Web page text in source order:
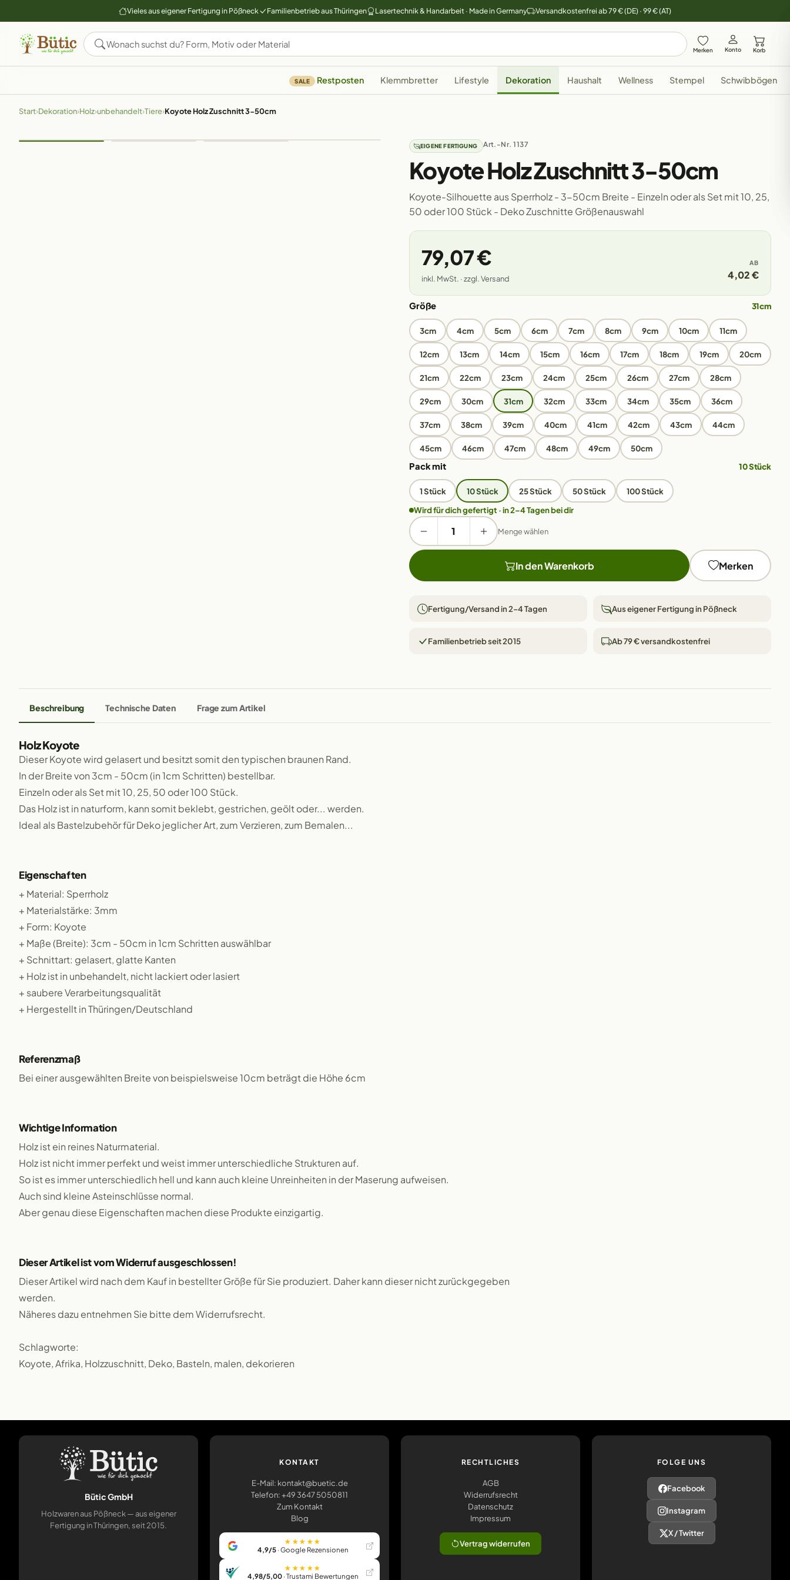
Vieles aus eigener Fertigung in Pößneck Familienbetrieb aus Thüringen Lasertechnik & Handarbeit · Made in Germany Versandkostenfrei ab 79 € (DE) · 99 € (AT)
Merken Konto Korb
SALE Restposten Klemmbretter Lifestyle Dekoration Haushalt Wellness Stempel Schwibbögen
Start›Dekoration›Holz›unbehandelt›Tiere›Koyote Holz Zuschnitt 3-50cm
EIGENE FERTIGUNG Art.-Nr. 1137
Koyote Holz Zuschnitt 3-50cm
Koyote-Silhouette aus Sperrholz - 3-50cm Breite - Einzeln oder als Set mit 10, 25,
50 oder 100 Stück - Deko Zuschnitte Größenauswahl
79,07 €
inkl. MwSt. · zzgl. Versand
AB
4,02 €
Größe 31cm
3cm 4cm 5cm 6cm 7cm 8cm 9cm 10cm 11cm
12cm 13cm 14cm 15cm 16cm 17cm 18cm 19cm 20cm
21cm 22cm 23cm 24cm 25cm 26cm 27cm 28cm
29cm 30cm 31cm 32cm 33cm 34cm 35cm 36cm
37cm 38cm 39cm 40cm 41cm 42cm 43cm 44cm
45cm 46cm 47cm 48cm 49cm 50cm
Pack mit 10 Stück
1 Stück 10 Stück 25 Stück 50 Stück
100 Stück
Wird für dich gefertigt · in 2–4 Tagen bei dir
Menge wählen
In den Warenkorb Merken
Fertigung/Versand in 2–4 Tagen Aus eigener Fertigung in Pößneck
Familienbetrieb seit 2015 Ab 79 € versandkostenfrei
Beschreibung Technische Daten Frage zum Artikel
Holz Koyote
Dieser Koyote wird gelasert und besitzt somit den typischen braunen Rand.
In der Breite von 3cm - 50cm (in 1cm Schritten) bestellbar.
Einzeln oder als Set mit 10, 25, 50 oder 100 Stück.
Das Holz ist in naturform, kann somit beklebt, gestrichen, geölt oder... werden.
Ideal als Bastelzubehör für Deko jeglicher Art, zum Verzieren, zum Bemalen...
Eigenschaften
+ Material: Sperrholz
+ Materialstärke: 3mm
+ Form: Koyote
+ Maße (Breite): 3cm - 50cm in 1cm Schritten auswählbar
+ Schnittart: gelasert, glatte Kanten
+ Holz ist in unbehandelt, nicht lackiert oder lasiert
+ saubere Verarbeitungsqualität
+ Hergestellt in Thüringen/Deutschland
Referenzmaß
Bei einer ausgewählten Breite von beispielsweise 10cm beträgt die Höhe 6cm
Wichtige Information
Holz ist ein reines Naturmaterial.
Holz ist nicht immer perfekt und weist immer unterschiedliche Strukturen auf.
So ist es immer unterschiedlich hell und kann auch kleine Unreinheiten in der Maserung aufweisen.
Auch sind kleine Asteinschlüsse normal.
Aber genau diese Eigenschaften machen diese Produkte einzigartig.
Dieser Artikel ist vom Widerruf ausgeschlossen!
Dieser Artikel wird nach dem Kauf in bestellter Größe für Sie produziert. Daher kann dieser nicht zurückgegeben
werden.
Näheres dazu entnehmen Sie bitte dem Widerrufsrecht.
Schlagworte:
Koyote, Afrika, Holzzuschnitt, Deko, Basteln, malen, dekorieren
Bütic GmbH
Holzwaren aus Pößneck — aus eigener
Fertigung in Thüringen, seit 2015.
KONTAKT
E-Mail: kontakt@buetic.de
Telefon: +49 3647 5050811
Zum Kontakt
Blog
★★★★★
4,9/5 · Google Rezensionen
★★★★★
4,98/5,00 · Trustami Bewertungen
RECHTLICHES
AGB
Widerrufsrecht
Datenschutz
Impressum
Vertrag widerrufen
FOLGE UNS
Facebook
Instagram
X / Twitter